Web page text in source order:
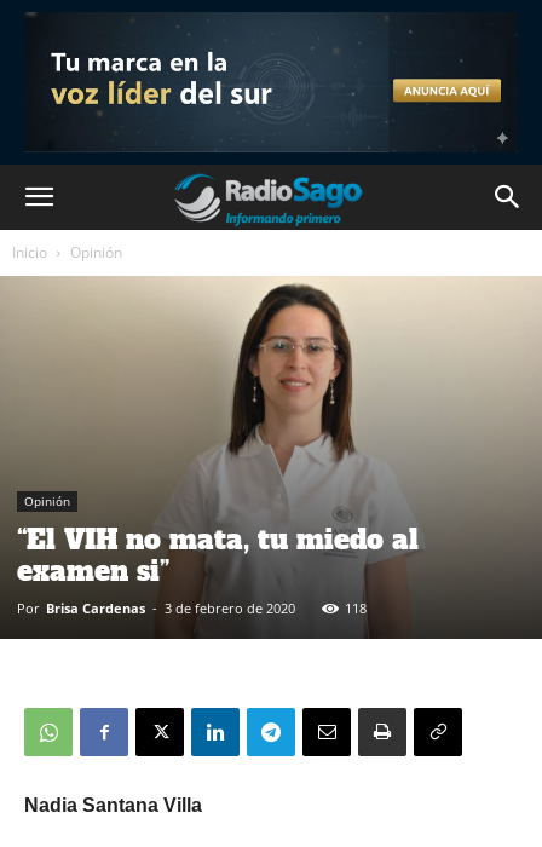
Inicio Opinión
Opinión
“El VIH no mata, tu miedo al
examen si”
Por Brisa Cardenas - 3 de febrero de 2020 118
Nadia Santana Villa